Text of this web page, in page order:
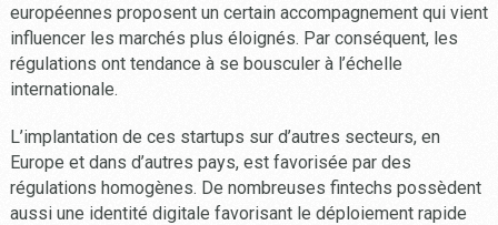
européennes proposent un certain accompagnement qui vient
influencer les marchés plus éloignés. Par conséquent, les
régulations ont tendance à se bousculer à l’échelle
internationale.
L’implantation de ces startups sur d’autres secteurs, en
Europe et dans d’autres pays, est favorisée par des
régulations homogènes. De nombreuses fintechs possèdent
aussi une identité digitale favorisant le déploiement rapide